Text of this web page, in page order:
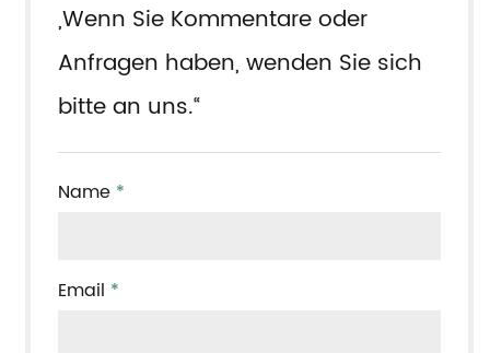
„Wenn Sie Kommentare oder
Anfragen haben, wenden Sie sich
bitte an uns.“
Name *
Email *